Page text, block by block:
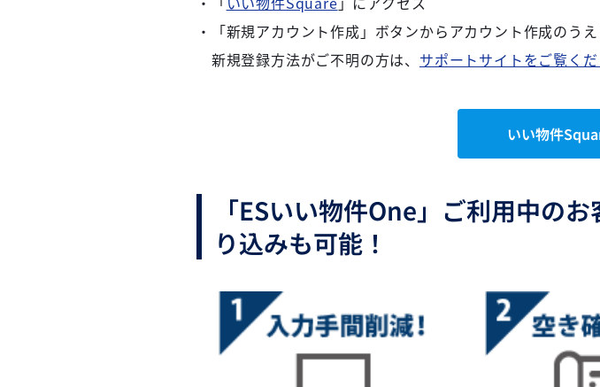
・「新規アカウント作成」ボタンからアカウント作成のうえ
新規登録方法がご不明の方は、 サポートサイトをご覧く
いい物件
「ESいい物件One」ご利用中の
り込みも可能！